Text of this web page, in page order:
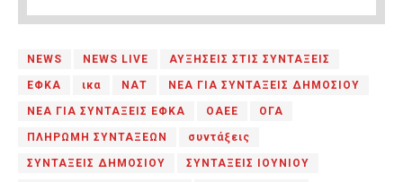
NEWS NEWS LIVE ΑΥΞΗΣΕΙΣ ΣΤΙΣ ΣΥΝΤΑΞΕΙΣ
ΕΦΚΑ ικα ΝΑΤ ΝΕΑ ΓΙΑ ΣΥΝΤΑΞΕΙΣ ΔΗΜΟΣΙΟΥ
ΝΕΑ ΓΙΑ ΣΥΝΤΑΞΕΙΣ ΕΦΚΑ ΟΑΕΕ ΟΓΑ
ΠΛΗΡΩΜΗ ΣΥΝΤΑΞΕΩΝ συντάξεις
ΣΥΝΤΑΞΕΙΣ ΔΗΜΟΣΙΟΥ ΣΥΝΤΑΞΕΙΣ ΙΟΥΝΙΟΥ